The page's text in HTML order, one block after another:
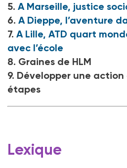
5. A Marseille, justice
6. A Dieppe, l’aventure
7. A Lille, ATD quart
avec l’école
8. Graines de HLM
9. Développer une
étapes
Lexique